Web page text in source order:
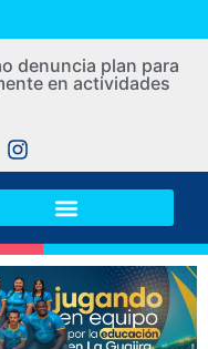
denuncia plan para
en actividades